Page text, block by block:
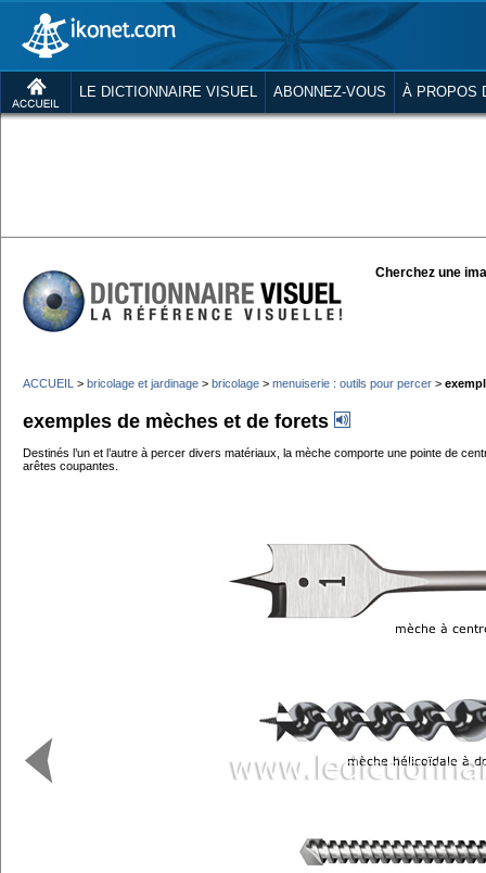
LE DICTIONNAIRE VISUEL ABONNEZ-VOUS À PROPOS
Cherchez une
ACCUEIL > bricolage et jardinage > bricolage > menuiserie : outils pour percer >
exemples de mèches et de forets
Destinés l’un et l’autre à percer divers matériaux, la mèche comporte une pointe de
arêtes coupantes.